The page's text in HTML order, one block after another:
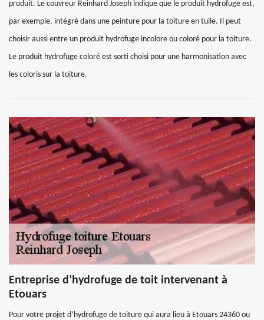
produit. Le couvreur Reinhard Joseph indique que le produit hydrofuge est,
par exemple, intégré dans une peinture pour la toiture en tuile. Il peut
choisir aussi entre un produit hydrofuge incolore ou coloré pour la toiture.
Le produit hydrofuge coloré est sorti choisi pour une harmonisation avec
les coloris sur la toiture.
Entreprise d’hydrofuge de toit intervenant à
Etouars
Pour votre projet d’hydrofuge de toiture qui aura lieu à Etouars 24360 ou